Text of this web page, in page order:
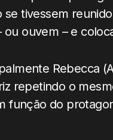
tivessem
ou ouvem – e
Rebecca
repetindo o
função do